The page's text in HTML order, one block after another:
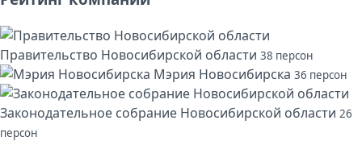
Правительство Новосибирской области 38 персон
Мэрия Новосибирска 36 персон
Законодательное собрание Новосибирской области 26
персон